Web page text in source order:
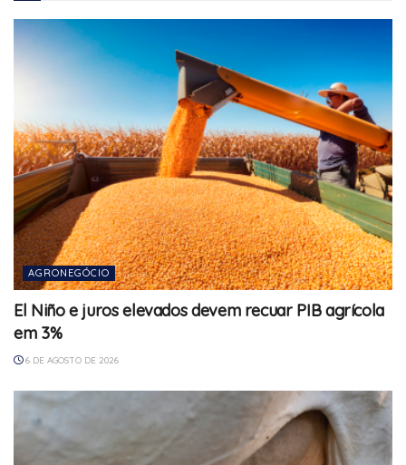
AGRONEGÓCIO
El Niño e juros elevados devem recuar PIB agrícola
em 3%
6 DE AGOSTO DE 2026